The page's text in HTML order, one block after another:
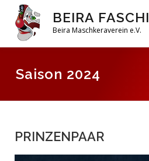
BEIRA
Beira Maschkeraverein e.V.
DAHOAM SAISON 2026
Saison 2024
PRINZENPAAR